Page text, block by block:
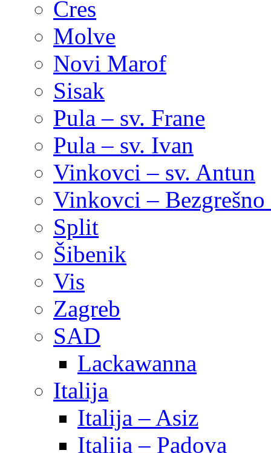
Cres
Molve
Novi Marof
Sisak
Pula – sv. Frane
Pula – sv. Ivan
Vinkovci – sv. Antun
Vinkovci –
Split
Šibenik
Vis
Zagreb
SAD
Lackawanna
Italija
Italija – Asiz
Italija – Padova